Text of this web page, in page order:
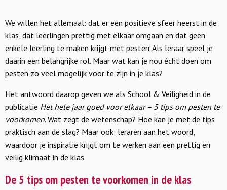
We willen het allemaal: dat er een positieve sfeer heerst in de
klas, dat leerlingen prettig met elkaar omgaan en dat geen
enkele leerling te maken krijgt met pesten. Als leraar speel je
daarin een belangrijke rol. Maar wat kan je nou écht doen om
pesten zo veel mogelijk voor te zijn in je klas?
Het antwoord daarop geven we als School & Veiligheid in de
publicatie Het hele jaar goed voor elkaar – 5 tips om pesten te
voorkomen. Wat zegt de wetenschap? Hoe kan je met de tips
praktisch aan de slag? Maar ook: leraren aan het woord,
waardoor je inspiratie krijgt om te werken aan een prettig en
veilig klimaat in de klas.
De 5 tips om pesten te voorkomen in de klas